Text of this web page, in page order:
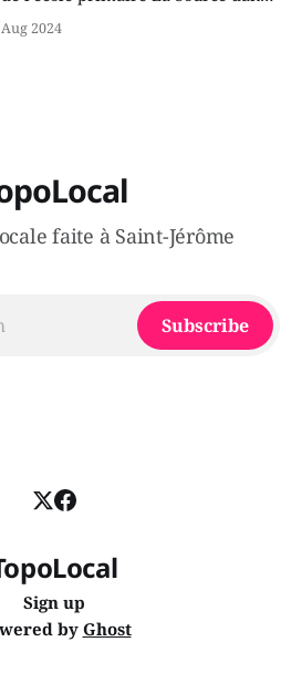
sous un véhicule et aspergée
2024
faite à Saint-Jérôme
Subscribe
Sign up
byGhost